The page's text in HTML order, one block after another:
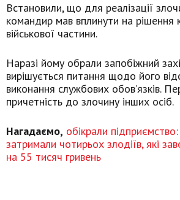
Встановили, що для реалізації
командир мав вплинути на рішення
військової частини.
Наразі йому обрали запобіжний
вирішується питання щодо його
виконання службових обов’язків.
причетність до злочину інших осіб.
Нагадаємо, обікрали
затримали чотирьох злодіїв, які
на 55 тисяч гривень